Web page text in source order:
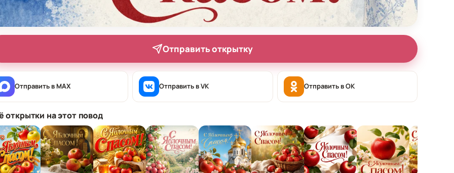
Отправить открытку
Отправить в MAX Отправить в VK Отправить в OK
открытки на этот повод